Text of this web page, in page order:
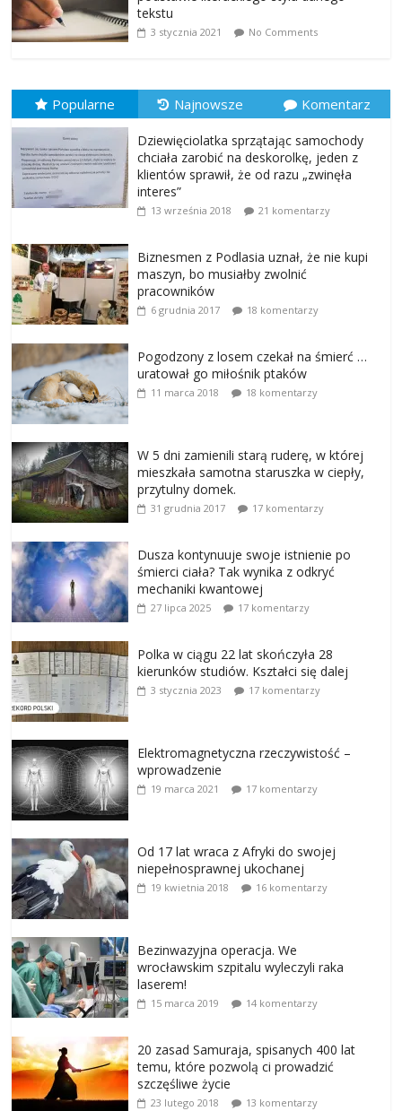
tekstu
3 stycznia 2021 No Comments
Popularne Najnowsze Komentarz
Dziewięciolatka sprzątając samochody
chciała zarobić na deskorolkę, jeden z
klientów sprawił, że od razu „zwinęła
interes”
13 września 2018 21 komentarzy
Biznesmen z Podlasia uznał, że nie kupi
maszyn, bo musiałby zwolnić
pracowników
6 grudnia 2017 18 komentarzy
Pogodzony z losem czekał na śmierć …
uratował go miłośnik ptaków
11 marca 2018 18 komentarzy
W 5 dni zamienili starą ruderę, w której
mieszkała samotna staruszka w ciepły,
przytulny domek.
31 grudnia 2017 17 komentarzy
Dusza kontynuuje swoje istnienie po
śmierci ciała? Tak wynika z odkryć
mechaniki kwantowej
27 lipca 2025 17 komentarzy
Polka w ciągu 22 lat skończyła 28
kierunków studiów. Kształci się dalej
3 stycznia 2023 17 komentarzy
Elektromagnetyczna rzeczywistość –
wprowadzenie
19 marca 2021 17 komentarzy
Od 17 lat wraca z Afryki do swojej
niepełnosprawnej ukochanej
19 kwietnia 2018 16 komentarzy
Bezinwazyjna operacja. We
wrocławskim szpitalu wyleczyli raka
laserem!
15 marca 2019 14 komentarzy
20 zasad Samuraja, spisanych 400 lat
temu, które pozwolą ci prowadzić
szczęśliwe życie
23 lutego 2018 13 komentarzy